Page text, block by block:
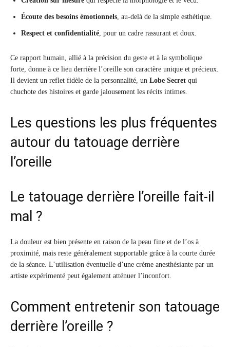
Écoute des besoins émotionnels , au-delà de la simple esthétique.
Respect et confidentialité , pour un cadre rassurant et doux.
Ce rapport humain, allié à la précision du geste et à la symbolique
forte, donne à ce lieu derrière l’oreille son caractère unique et précieux.
Il devient un reflet fidèle de la personnalité, un Lobe Secret qui
chuchote des histoires et garde jalousement les récits intimes.
Les questions les plus fréquentes
autour du tatouage derrière
l’oreille
Le tatouage derrière l’oreille fait-il
mal ?
La douleur est bien présente en raison de la peau fine et de l’os à
proximité, mais reste généralement supportable grâce à la courte durée
de la séance. L’utilisation éventuelle d’une crème anesthésiante par un
artiste expérimenté peut également atténuer l’inconfort.
Comment entretenir son tatouage
derrière l’oreille ?